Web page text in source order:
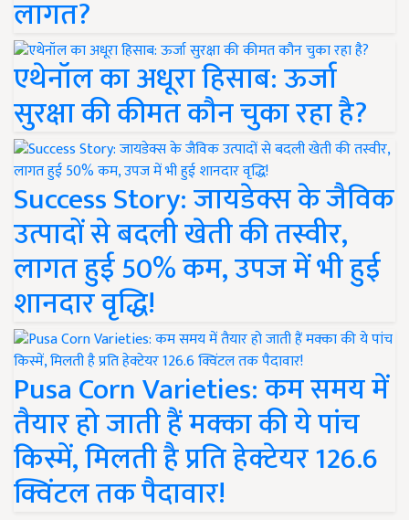
लागत?
एथेनॉल का अधूरा हिसाब: ऊर्जा
सुरक्षा की कीमत कौन चुका रहा है?
Success Story: जायडेक्स के जैविक
उत्पादों से बदली खेती की तस्वीर,
लागत हुई 50% कम, उपज में भी हुई
शानदार वृद्धि!
Pusa Corn Varieties: कम समय में
तैयार हो जाती हैं मक्का की ये पांच
किस्में, मिलती है प्रति हेक्टेयर 126.6
क्विंटल तक पैदावार!